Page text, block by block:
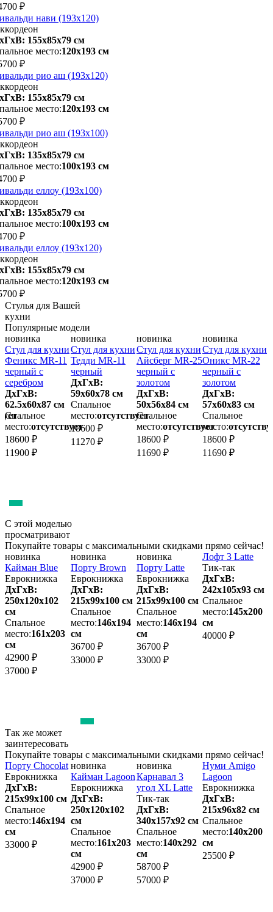
₽
нави (193х120)
155х85x79 см
место:120х193 см
₽
рио аш (193х120)
155х85x79 см
место:120х193 см
₽
рио аш (193х100)
135х85x79 см
место:100х193 см
₽
еллоу (193х100)
135х85x79 см
место:100х193 см
₽
еллоу (193х120)
155х85x79 см
место:120х193 см
₽
Стулья для Вашей
кухни
Популярные модели
новинка
Стул для кухни
Феникс MR-11
черный с
серебром
ДхГхВ:
62.5х60x87 см
Спальное
место:отсутствует
18600 ₽
11900 ₽
новинка
Стул для кухни
Тедди MR-11
черный
ДхГхВ:
59х60x78 см
Спальное
место:отсутствует
18600 ₽
11270 ₽
новинка
Стул для кухни
Айсберг MR-25
черный с
золотом
ДхГхВ:
50х56x84 см
Спальное
место:отсутствует
18600 ₽
11690 ₽
новинка
Стул для кухни
Оникс MR-22
черный с
золотом
ДхГхВ:
57х60x83 см
Спальное
место:
18600 ₽
11690 ₽
С этой моделью
просматривают
Покупайте товары с максимальными скидками прямо сейчас!
новинка
Кайман Blue
Еврокнижка
ДхГхВ:
250х120x102
см
Спальное
место:161х203
см
42900 ₽
37000 ₽
новинка
Порту Brown
Еврокнижка
ДхГхВ:
215х99x100 см
Спальное
место:146х194
см
36700 ₽
33000 ₽
новинка
Порту Latte
Еврокнижка
ДхГхВ:
215х99x100 см
Спальное
место:146х194
см
36700 ₽
33000 ₽
Лофт 3 Latte
Тик-так
ДхГхВ:
242х105x93 см
Спальное
место:145х200
см
40000 ₽
Так же может
заинтересовать
Покупайте товары с максимальными скидками прямо сейчас!
Порту Chocolat
Еврокнижка
ДхГхВ:
215х99x100 см
Спальное
место:146х194
см
33000 ₽
новинка
Кайман Lagoon
Еврокнижка
ДхГхВ:
250х120x102
см
Спальное
место:161х203
см
42900 ₽
37000 ₽
новинка
Карнавал 3
угол XL Latte
Тик-так
ДхГхВ:
340х157x92 см
Спальное
место:140х292
см
58700 ₽
57000 ₽
Нуми Amigo
Lagoon
Еврокнижка
ДхГхВ:
215х96x82 см
Спальное
место:140х200
см
25500 ₽